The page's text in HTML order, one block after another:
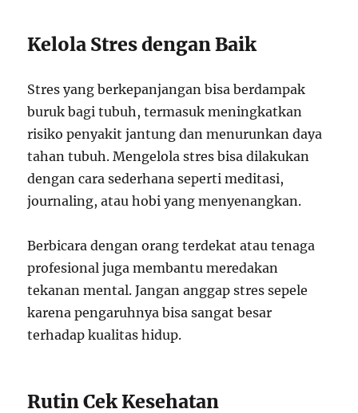
Kelola Stres dengan Baik
Stres yang berkepanjangan bisa berdampak
buruk bagi tubuh, termasuk meningkatkan
risiko penyakit jantung dan menurunkan daya
tahan tubuh. Mengelola stres bisa dilakukan
dengan cara sederhana seperti meditasi,
journaling, atau hobi yang menyenangkan.
Berbicara dengan orang terdekat atau tenaga
profesional juga membantu meredakan
tekanan mental. Jangan anggap stres sepele
karena pengaruhnya bisa sangat besar
terhadap kualitas hidup.
Rutin Cek Kesehatan